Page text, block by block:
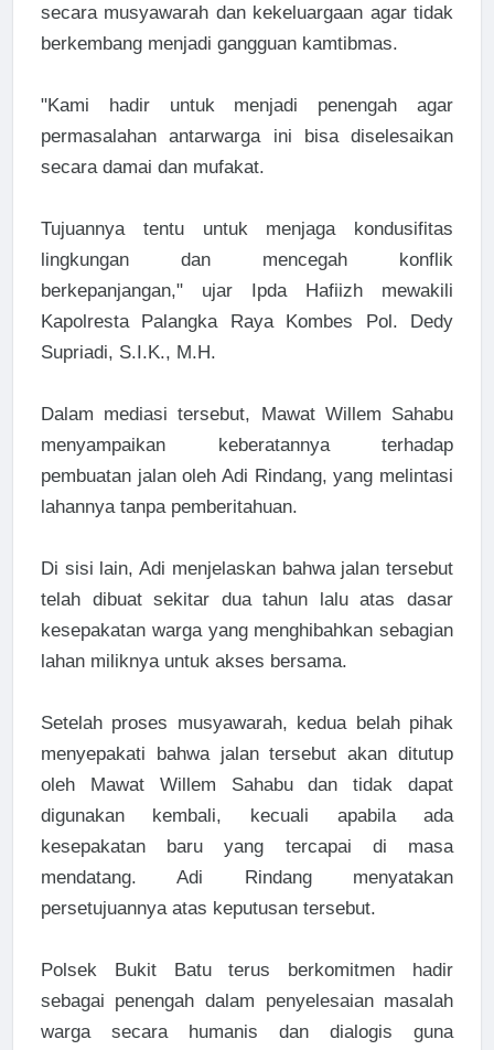
secara musyawarah dan kekeluargaan agar tidak
berkembang menjadi gangguan kamtibmas.
"Kami hadir untuk menjadi penengah agar
permasalahan antarwarga ini bisa diselesaikan
secara damai dan mufakat.
Tujuannya tentu untuk menjaga kondusifitas
lingkungan dan mencegah konflik
berkepanjangan," ujar Ipda Hafiizh mewakili
Kapolresta Palangka Raya Kombes Pol. Dedy
Supriadi, S.I.K., M.H.
Dalam mediasi tersebut, Mawat Willem Sahabu
menyampaikan keberatannya terhadap
pembuatan jalan oleh Adi Rindang, yang melintasi
lahannya tanpa pemberitahuan.
Di sisi lain, Adi menjelaskan bahwa jalan tersebut
telah dibuat sekitar dua tahun lalu atas dasar
kesepakatan warga yang menghibahkan sebagian
lahan miliknya untuk akses bersama.
Setelah proses musyawarah, kedua belah pihak
menyepakati bahwa jalan tersebut akan ditutup
oleh Mawat Willem Sahabu dan tidak dapat
digunakan kembali, kecuali apabila ada
kesepakatan baru yang tercapai di masa
mendatang. Adi Rindang menyatakan
persetujuannya atas keputusan tersebut.
Polsek Bukit Batu terus berkomitmen hadir
sebagai penengah dalam penyelesaian masalah
warga secara humanis dan dialogis guna